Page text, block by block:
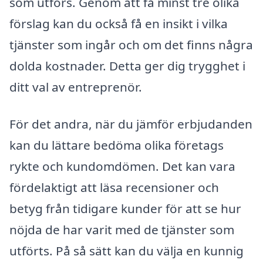
förslag kan du också få en insikt i vilka
tjänster som ingår och om det finns några
dolda kostnader. Detta ger dig trygghet i
ditt val av entreprenör.
För det andra, när du jämför erbjudanden
kan du lättare bedöma olika företags
rykte och kundomdömen. Det kan vara
fördelaktigt att läsa recensioner och
betyg från tidigare kunder för att se hur
nöjda de har varit med de tjänster som
utförts. På så sätt kan du välja en kunnig